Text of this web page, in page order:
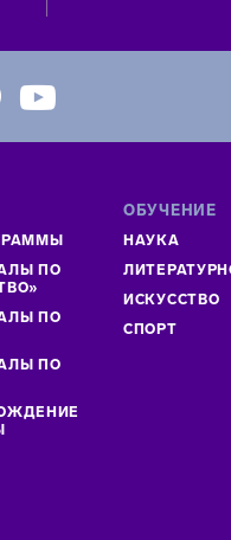
ПО
ПО
ПО
ОБУЧЕНИЕ
НАУКА
ИСКУСCТВО
СПОРТ